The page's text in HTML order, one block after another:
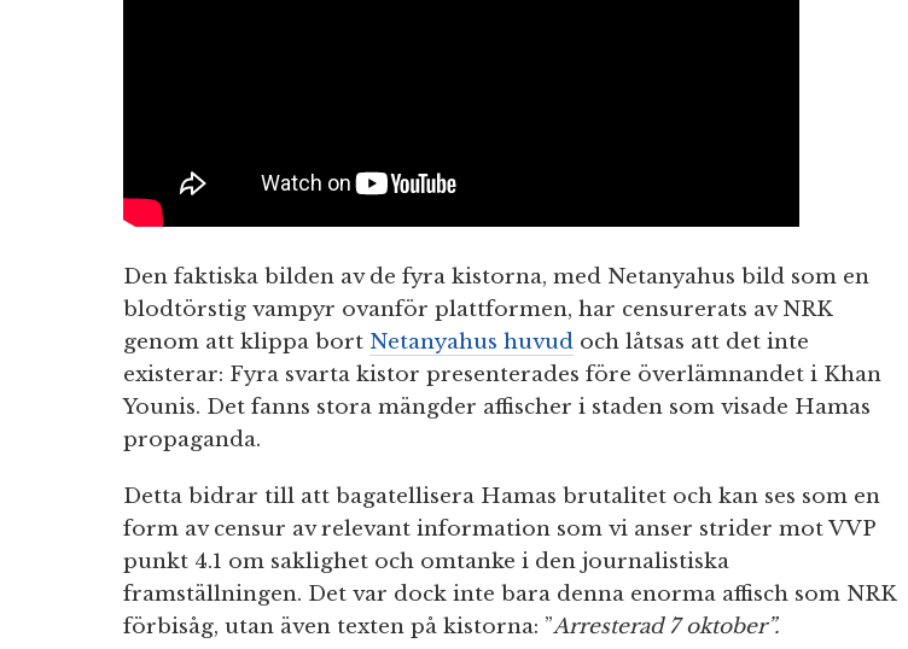
Den faktiska bilden av de fyra kistorna, med Netanyahus bild som en
blodtörstig vampyr ovanför plattformen, har censurerats av NRK
genom att klippa bort Netanyahus huvud och låtsas att det inte
existerar: Fyra svarta kistor presenterades före överlämnandet i Khan
Younis. Det fanns stora mängder affischer i staden som visade Hamas
propaganda.
Detta bidrar till att bagatellisera Hamas brutalitet och kan ses som en
form av censur av relevant information som vi anser strider mot VVP
punkt 4.1 om saklighet och omtanke i den journalistiska
framställningen. Det var dock inte bara denna enorma affisch som NRK
förbisåg, utan även texten på kistorna: ”Arresterad 7 oktober”.